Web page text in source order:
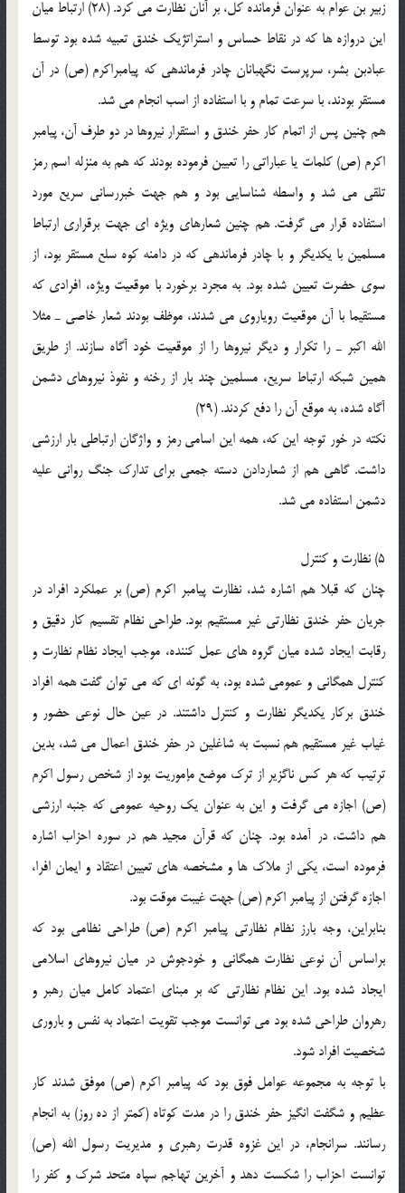
زبیر بن عوام به عنوان فرمانده کل، بر آنان نظارت مى کرد. (28) ارتباط میان
این دروازه ها که در نقاط حساس و استراتژیک خندق تعبیه شده بود توسط
عبادبن بشر، سرپرست نگهبانان چادر فرماندهى که پیامبراکرم (ص) در آن
مستقر بودند، با سرعت تمام و با استفاده از اسب انجام مى شد.
هم چنین پس از اتمام کار حفر خندق و استقرار نیروها در دو طرف آن، پیامبر
اکرم (ص) کلمات یا عباراتى را تعیین فرموده بودند که هم به منزله اسم رمز
تلقى مى شد و واسطه شناسایى بود و هم جهت خبررسانى سریع مورد
استفاده قرار مى گرفت. هم چنین شعارهاى ویژه اى جهت برقرارى ارتباط
مسلمین با یکدیگر و با چادر فرماندهى که در دامنه کوه سلع مستقر بود، از
سوى حضرت تعیین شده بود. به مجرد برخورد با موقعیت ویژه، افرادى که
مستقیما با آن موقعیت رویاروى مى شدند، موظف بودند شعار خاصى ـ مثلا
الله اکبر ـ را تکرار و دیگر نیروها را از موقعیت خود آگاه سازند. از طریق
همین شبکه ارتباط سریع، مسلمین چند بار از رخنه و نفوذ نیروهاى دشمن
آگاه شده، به موقع آن را دفع کردند. (29)
نکته در خور توجه این که، همه این اسامى رمز و واژگان ارتباطى بار ارزشى
داشت. گاهى هم از شعاردادن دسته جمعى براى تدارک جنگ روانى علیه
دشمن استفاده مى شد.
5) نظارت و کنترل
چنان که قبلا هم اشاره شد، نظارت پیامبر اکرم (ص) بر عملکرد افراد در
جریان حفر خندق نظارتى غیر مستقیم بود. طراحى نظام تقسیم کار دقیق و
رقابت ایجاد شده میان گروه هاى عمل کننده، موجب ایجاد نظام نظارت و
کنترل همگانى و عمومى شده بود، به گونه اى که مى توان گفت همه افراد
خندق برکار یکدیگر نظارت و کنترل داشتند. در عین حال نوعى حضور و
غیاب غیر مستقیم هم نسبت به شاغلین در حفر خندق اعمال مى شد، بدین
ترتیب که هر کس ناگزیر از ترک موضع مإموریت بود از شخص رسول اکرم
(ص) اجازه مى گرفت و این به عنوان یک روحیه عمومى که جنبه ارزشى
هم داشت، در آمده بود. چنان که قرآن مجید هم در سوره احزاب اشاره
فرموده است، یکى از ملاک ها و مشخصه هاى تعیین اعتقاد و ایمان افرا،
اجازه گرفتن از پیامبر اکرم (ص) جهت غیبت موقت بود.
بنابراین، وجه بارز نظام نظارتى پیامبر اکرم (ص) طراحى نظامى بود که
براساس آن نوعى نظارت همگانى و خودجوش در میان نیروهاى اسلامى
ایجاد شده بود. این نظام نظارتى که بر مبناى اعتماد کامل میان رهبر و
رهروان طراحى شده بود مى توانست موجب تقویت اعتماد به نفس و بارورى
شخصیت افراد شود.
با توجه به مجموعه عوامل فوق بود که پیامبر اکرم (ص) موفق شدند کار
عظیم و شگفت انگیز حفر خندق را در مدت کوتاه (کمتر از ده روز) به انجام
رسانند. سرانجام، در این غزوه قدرت رهبرى و مدیریت رسول الله (ص)
توانست احزاب را شکست دهد و آخرین تهاجم سپاه متحد شرک و کفر را